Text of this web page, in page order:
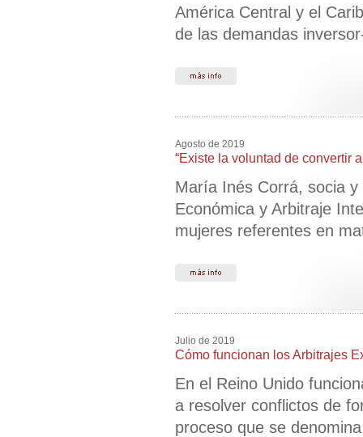
América Central y el
de las demandas
Agosto de 2019
“Existe la voluntad de convertir
María Inés Corrá, socia
Económica y Arbitraje
mujeres referentes en
Julio de 2019
Cómo funcionan los Arbitrajes
En el Reino Unido
a resolver conflictos de
proceso que se